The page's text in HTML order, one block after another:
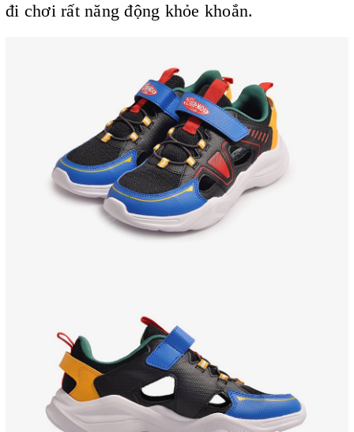
đi chơi rất năng động khỏe khoắn.